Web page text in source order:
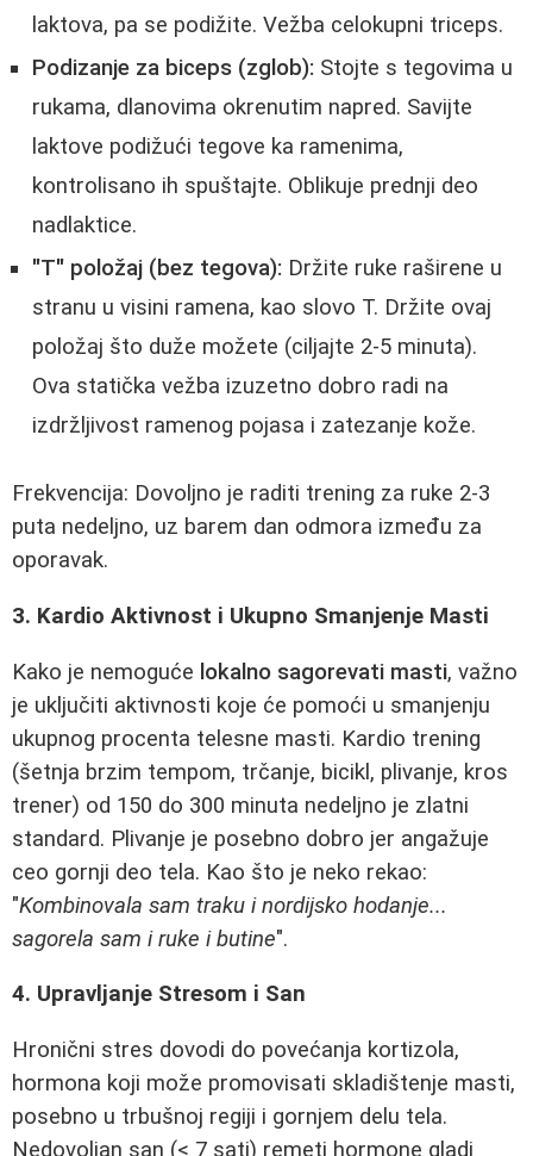
laktova, pa se podižite. Vežba celokupni triceps.
Podizanje za biceps (zglob): Stojte s tegovima u
rukama, dlanovima okrenutim napred. Savijte
laktove podižući tegove ka ramenima,
kontrolisano ih spuštajte. Oblikuje prednji deo
nadlaktice.
"T" položaj (bez tegova): Držite ruke raširene u
stranu u visini ramena, kao slovo T. Držite ovaj
položaj što duže možete (ciljajte 2-5 minuta).
Ova statička vežba izuzetno dobro radi na
izdržljivost ramenog pojasa i zatezanje kože.
Frekvencija: Dovoljno je raditi trening za ruke 2-3
puta nedeljno, uz barem dan odmora između za
oporavak.
3. Kardio Aktivnost i Ukupno Smanjenje Masti
Kako je nemoguće lokalno sagorevati masti, važno
je uključiti aktivnosti koje će pomoći u smanjenju
ukupnog procenta telesne masti. Kardio trening
(šetnja brzim tempom, trčanje, bicikl, plivanje, kros
trener) od 150 do 300 minuta nedeljno je zlatni
standard. Plivanje je posebno dobro jer angažuje
ceo gornji deo tela. Kao što je neko rekao:
"Kombinovala sam traku i nordijsko hodanje...
sagorela sam i ruke i butine".
4. Upravljanje Stresom i San
Hronični stres dovodi do povećanja kortizola,
hormona koji može promovisati skladištenje masti,
posebno u trbušnoj regiji i gornjem delu tela.
Nedovoljan san (< 7 sati) remeti hormone gladi